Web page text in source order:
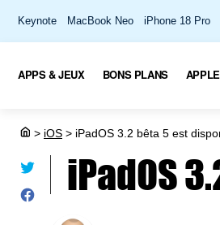
Keynote MacBook Neo iPhone 18 Pro
APPS & JEUX BONS PLANS APPLE
> iOS > iPadOS 3.2 bêta 5 est
iPadOS